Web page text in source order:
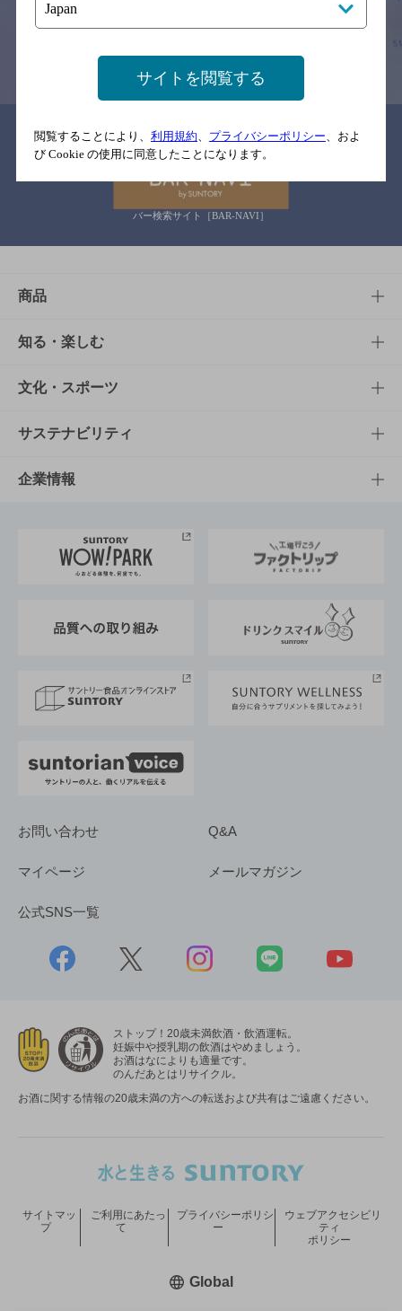
情報提供：ぐるなび
関連リンク
バー検索サイト［BAR-NAVI］
商品
商品TOP
商品一覧
商品発売情報
栄養成分一覧
知る・楽しむ
知る・楽しむTOP
キャンペーン
工場見学
地域情報
文化・スポーツ
文化・スポーツTOP
サントリーホール
サントリーサンバーズ大阪
サステナビリティ
サステナビリティTOP
サントリーが考えるサステナビリティ経営
企業情報
企業概要
採用情報
お問い合わせ Q&A
マイページ メールマガジン
公式SNS一覧
ストップ！20歳未満飲酒・飲酒運転。
妊娠中や授乳期の飲酒はやめましょう。
お酒はなによりも適量です。
のんだあとはリサイクル。
お酒に関する情報の20歳未満の方への転送および共有はご遠慮ください。
サイトマッ
プ
ご利用にあたっ
て
プライバシーポリシ
ー
ウェブアクセシビリ
ティ
ポリシー
Global新しいウィンドウで開く
サイトを閲覧する
閲覧することにより、 利用規約、 プライバシーポリシー、およ
び Cookie の使用に同意したことになります。